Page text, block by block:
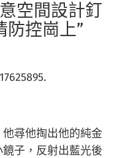
空間設計釘
防控崗上”
尋他掏出他的純金
子，反射出藍光後